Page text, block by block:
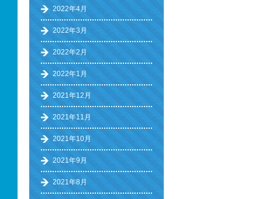
2022年4月
2022年3月
2022年2月
2022年1月
2021年12月
2021年11月
2021年10月
2021年9月
2021年8月